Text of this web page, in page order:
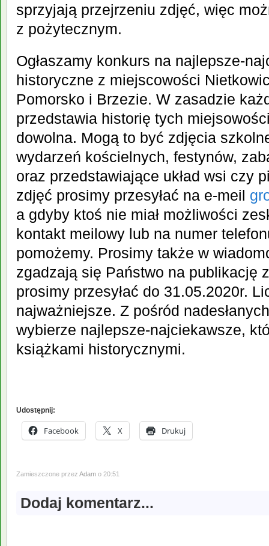
sprzyjają przejrzeniu zdjęć, więc
z pożytecznym.
Ogłaszamy konkurs na najlepsze-
historyczne z miejscowości
Pomorsko i Brzezie. W zasadzie
przedstawia historię tych
dowolna. Mogą to być zdjęcia
wydarzeń kościelnych, festynów,
oraz przedstawiające układ wsi czy
zdjęć prosimy przesyłać na e-meil
a gdyby ktoś nie miał możliwości
kontakt meilowy lub na numer
pomożemy. Prosimy także w
zgadzają się Państwo na publikację
prosimy przesyłać do 31.05.2020r.
najważniejsze. Z pośród
wybierze najlepsze-najciekawsze,
książkami historycznymi.
Udostępnij:
Facebook X Drukuj
Zamieszczone przez Adam o 20:51
Dodaj komentarz...